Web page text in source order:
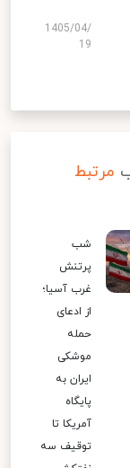
1405/04/
19
مرتبط
شب
پرتنش
غرب آسیا؛
از ادعای
حمله
موشکی
ایران به
پایگاه
آمریکا تا
توقیف سه